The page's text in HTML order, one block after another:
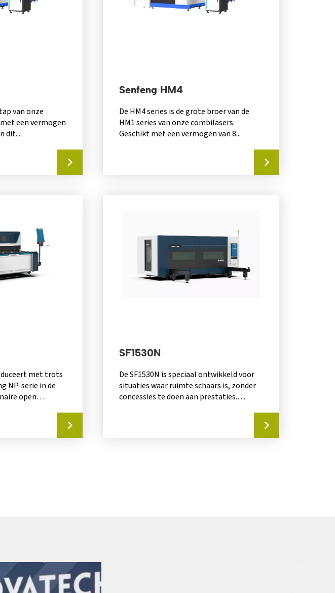
van onze
een vermogen
dit...
Senfeng HM4
De HM4 series is de grote broer van de
HM1 series van onze combilasers.
Geschikt met een vermogen van 8...
met trots
NP-serie in de
open
SF1530N
De SF1530N is speciaal ontwikkeld voor
situaties waar ruimte schaars is, zonder
concessies te doen aan prestaties.